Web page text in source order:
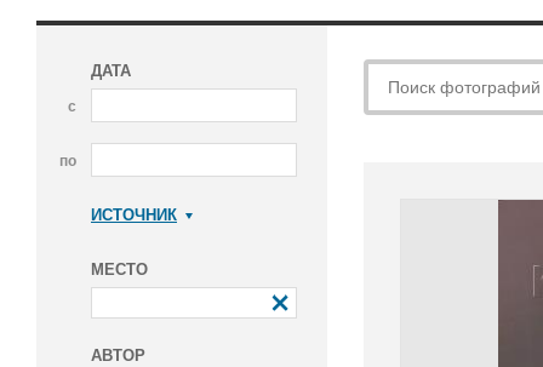
ДАТА
с
по
ИСТОЧНИК
МЕСТО
АВТОР